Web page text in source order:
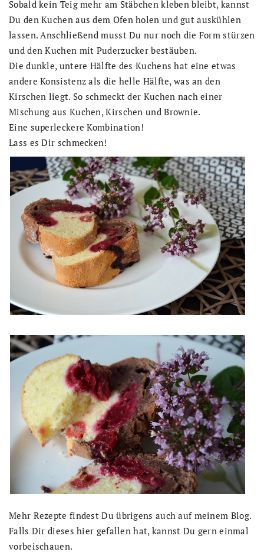
Sobald kein Teig mehr am Stäbchen kleben bleibt, kannst
Du den Kuchen aus dem Ofen holen und gut auskühlen
lassen. Anschließend musst Du nur noch die Form stürzen
und den Kuchen mit Puderzucker bestäuben.
Die dunkle, untere Hälfte des Kuchens hat eine etwas
andere Konsistenz als die helle Hälfte, was an den
Kirschen liegt. So schmeckt der Kuchen nach einer
Mischung aus Kuchen, Kirschen und Brownie.
Eine superleckere Kombination!
Lass es Dir schmecken!
Mehr Rezepte findest Du übrigens auch auf meinem Blog.
Falls Dir dieses hier gefallen hat, kannst Du gern einmal
vorbeischauen.